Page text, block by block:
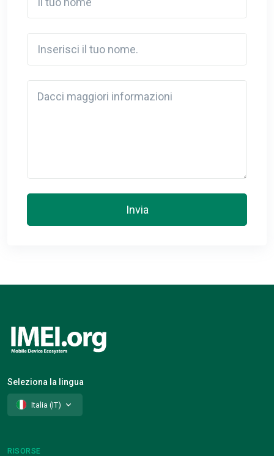
Invia
Seleziona la lingua
Italia (IT)
RISORSE